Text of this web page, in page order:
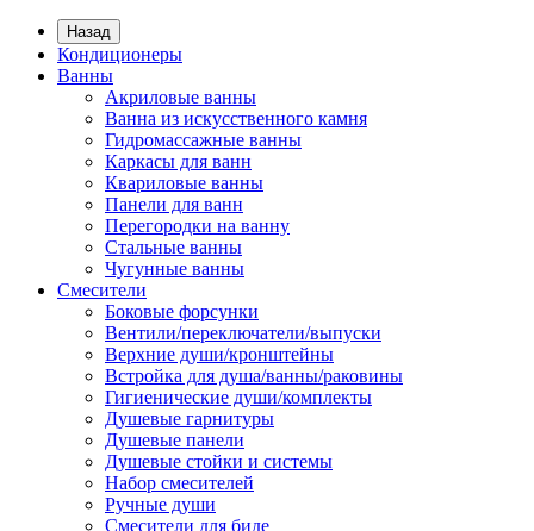
Назад
Кондиционеры
Ванны
Акриловые ванны
Ванна из искусственного камня
Гидромассажные ванны
Каркасы для ванн
Квариловые ванны
Панели для ванн
Перегородки на ванну
Стальные ванны
Чугунные ванны
Смесители
Боковые форсунки
Вентили/переключатели/выпуски
Верхние души/кронштейны
Встройка для душа/ванны/раковины
Гигиенические души/комплекты
Душевые гарнитуры
Душевые панели
Душевые стойки и системы
Набор смесителей
Ручные души
Смесители для биде